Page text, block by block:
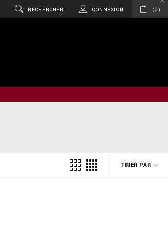
RECHERCHER CONNEXION 0
TRIER PAR